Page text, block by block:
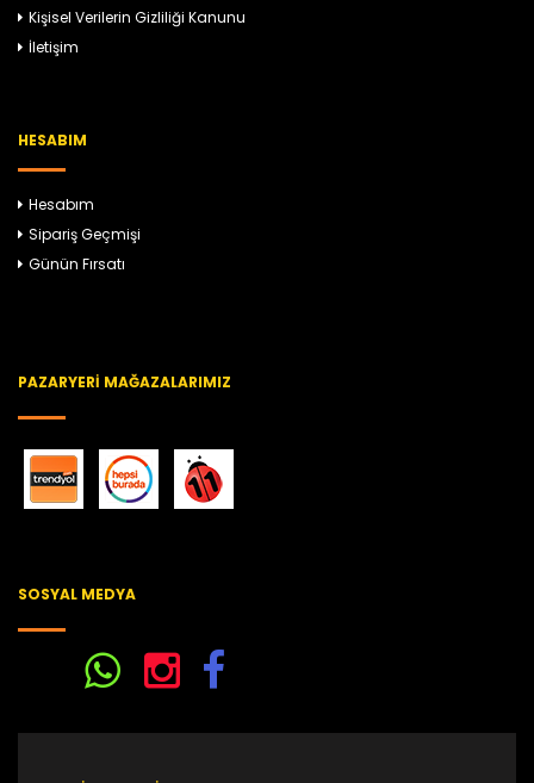
Kişisel Verilerin Gizliliği Kanunu
İletişim
HESABIM
Hesabım
Sipariş Geçmişi
Günün Fırsatı
PAZARYERI MAĞAZALARIMIZ
SOSYAL MEDYA